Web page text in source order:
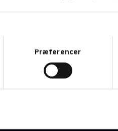
Præferencer